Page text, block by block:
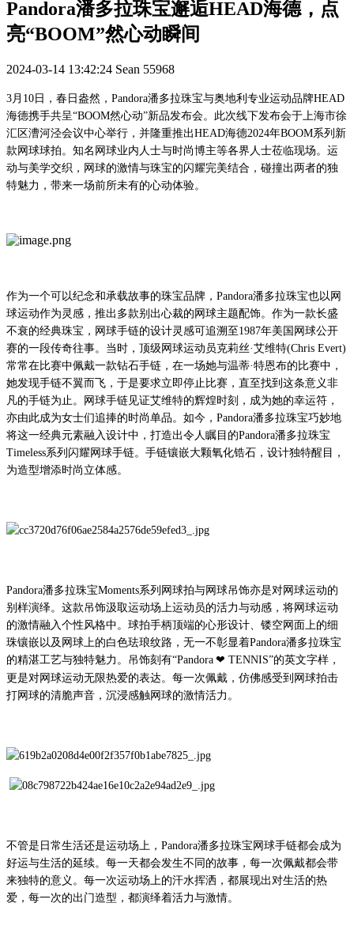
Pandora潘多拉珠宝邂逅HEAD海德，点
亮“BOOM”然心动瞬间
2024-03-14 13:42:24 Sean 55968
3 月 10日，春日盎然， Pandora潘多拉珠宝与奥地利专业运动品牌HEAD
海德携手共呈“BOOM然心动”新品发布会。此次线下发布会于上海市徐
汇区漕河泾会议中心举行，并隆重推出HEAD海德2024年BOOM系列新
款网球球拍。知名网球业内人士与时尚博主等各界 人士莅临现场。运
动与美学交织，网球的激情与珠宝的闪耀完美结合，碰撞出两者的独
特魅力 ，带来一场前所未有的心动体验。
作为一个可以纪念和承载故事的珠宝品牌， Pandora潘多拉珠宝也以网
球运动作为灵感，推出多款别出心裁的网球主题配饰。 作为一款长盛
不衰的经典珠宝， 网球手链的设计灵感可追溯至1987年美国网球公开
赛的一段传奇往事。当时，顶级网球运动员克莉丝·艾维特(Chris Evert)
常常在比赛中佩戴一款钻石手链 ，在一场她与温蒂·特恩布的比赛中，
她发现手链不翼而飞，于是要求立即停止比赛，直至找到 这条意义非
凡的手链为止。网球手链见证艾维特的辉煌时刻，成为她的幸运符 ，
亦由此成为女士们追捧的时尚单品。如今， Pandora潘多拉珠宝巧妙地
将这一经典元素融入设计中，打造出令人瞩目的Pandora潘多拉珠宝
Timeless系列闪耀网球手链。 手链镶嵌大颗氧化锆石 ， 设计独特醒目，
为造型增添时尚 立体感。
Pandora潘多拉珠宝Moments系列 网球拍与网球吊饰亦是对网球运动的
别样演绎。 这款吊饰汲取运动场上运动员的活力与动感，将网球运动
的激情融入个性风格中。球拍手柄顶端的心形设计、镂空网面上的细
珠镶嵌以及网球上的白色珐琅纹路， 无一不彰显着Pandora潘多拉珠宝
的精湛工艺与独特魅力 。吊饰刻有“Pandora ❤ TENNIS”的英文字样，
更是对网球运动无限热爱的表达。每一次佩戴， 仿佛感受到 网球拍击
打网球的清脆声音，沉浸感触网球的激情活力 。
不管是日常生活还是运动场上， Pandora潘多拉珠宝网球手链都会成为
好运与生活的延续。每一天都会发生不同的故事，每一次佩戴都会带
来独特的意义。每一次运动场上的汗水挥洒，都展现出对生活的热
爱，每一次的出门造型，都演绎着活力与激情。